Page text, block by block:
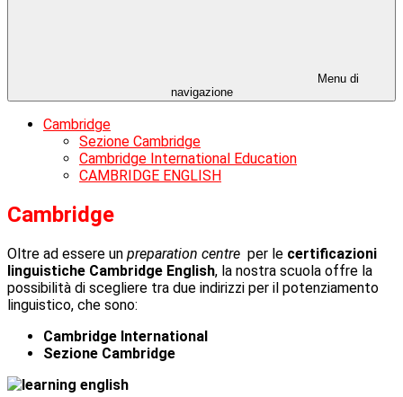
Menu di
navigazione
Cambridge
Sezione Cambridge
Cambridge International Education
CAMBRIDGE ENGLISH
Cambridge
Oltre ad essere un preparation centre per le certificazioni
linguistiche Cambridge English, la nostra scuola offre la
possibilità di scegliere tra due indirizzi per il potenziamento
linguistico, che sono:
Cambridge International
Sezione Cambridge